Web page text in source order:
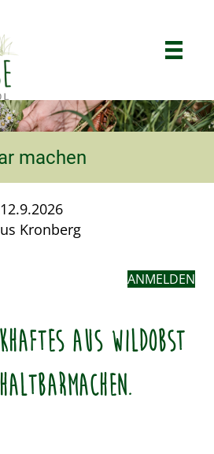
machen
Kronberg
ANMELDEN
aus Wildobst